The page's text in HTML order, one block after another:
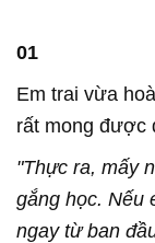
01
Em trai vừa
rất mong được
"Thực ra, mấy
gắng học. Nếu
ngay từ ban